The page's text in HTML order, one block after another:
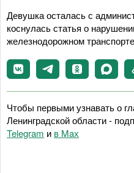
Девушка осталась с
коснулась статья о
железнодорожном
Чтобы первыми узнавать о
Ленинградской области -
Telegram и в Maх